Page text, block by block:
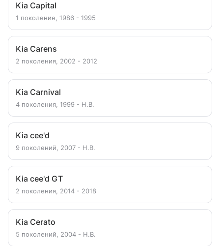
Kia Capital
1 поколение, 1986 - 1995
Kia Carens
2 поколения, 2002 - 2012
Kia Carnival
4 поколения, 1999 - Н.В.
Kia cee'd
9 поколений, 2007 - Н.В.
Kia cee'd GT
2 поколения, 2014 - 2018
Kia Cerato
5 поколений, 2004 - Н.В.